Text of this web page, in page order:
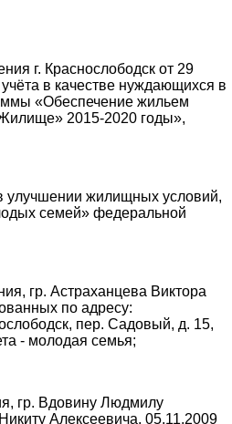
г. Краснослободск от 29
в качестве нуждающихся в
«Обеспечение жильем
2015-2020 годы»,
улучшении жилищных условий,
семей» федеральной
гр. Астраханцева Виктора
по адресу:
пер. Садовый, д. 15,
- молодая семья;
гр. Вдовину Людмилу
Алексеевича, 05.11.2009